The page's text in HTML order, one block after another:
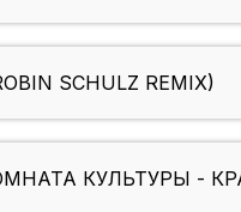
SCHULZ REMIX)
КУЛЬТУРЫ -